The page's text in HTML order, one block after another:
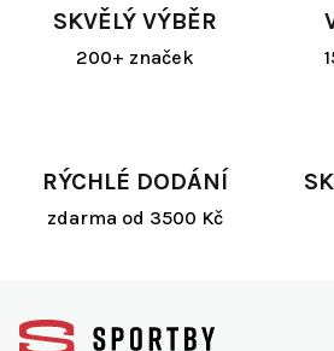
SKVĚLÝ VÝBĚR
200+ značek
RÝCHLÉ DODÁNÍ
zdarma od 3500 Kč